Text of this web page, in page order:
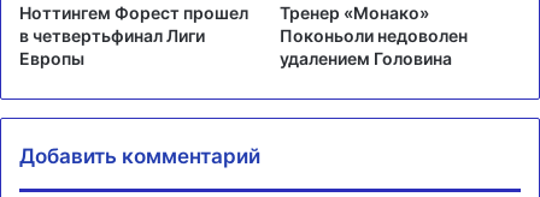
Ноттингем Форест прошел
в четвертьфинал Лиги
Европы
Тренер «Монако»
Поконьоли недоволен
удалением Головина
Добавить комментарий